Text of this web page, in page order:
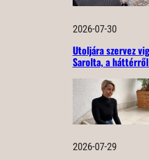
2026-07-30
Utoljára szervez
Sarolta, a
2026-07-29